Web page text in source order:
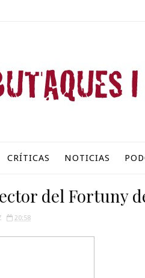
CRÍTICAS NOTICIAS
del Fortuny
20:58